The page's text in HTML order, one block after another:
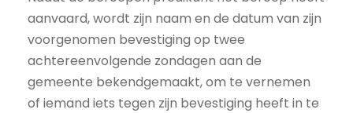
aanvaard, wordt zijn naam en de datum van zijn
voorgenomen bevestiging op twee
achtereenvolgende zondagen aan de
gemeente bekendgemaakt, om te vernemen
of iemand iets tegen zijn bevestiging heeft in te